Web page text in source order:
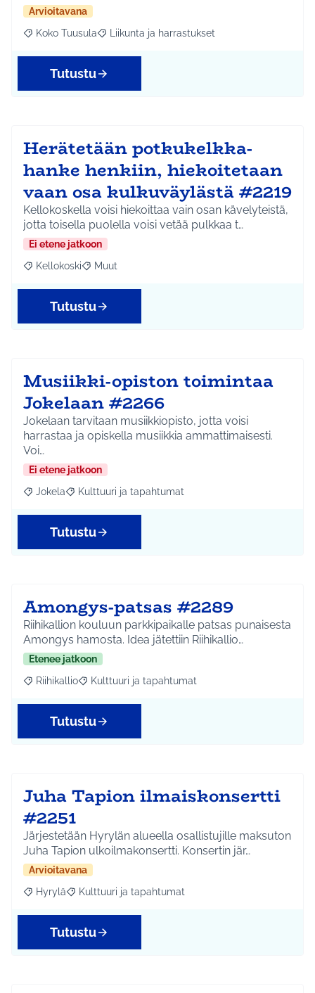
Arvioitavana
Rajaa tulokset aihepiirin mukaan: Koko Tuusula
Koko Tuusula Rajaa tulokset teeman mukaan: Liikunta ja
Liikunta ja harrastukset
Tutustu
Herätetään potkukelkka-
hanke henkiin, hiekoitetaan
vaan osa kulkuväylästä #2219
Kellokoskella voisi hiekoittaa vain osan kävelyteistä,
jotta toisella puolella voisi vetää pulkkaa t…
Ei etene jatkoon
Rajaa tulokset aihepiirin mukaan: Kellokoski
Kellokoski Rajaa tulokset teeman mukaan: Muut
Muut
Tutustu
Musiikki-opiston toimintaa
Jokelaan #2266
Jokelaan tarvitaan musiikkiopisto, jotta voisi
harrastaa ja opiskella musiikkia ammattimaisesti.
Voi…
Ei etene jatkoon
Rajaa tulokset aihepiirin mukaan: Jokela
Jokela Rajaa tulokset teeman mukaan: Kulttuuri ja
Kulttuuri ja tapahtumat
Tutustu
Amongys-patsas #2289
Riihikallion kouluun parkkipaikalle patsas punaisesta
Amongys hamosta. Idea jätettiin Riihikallio…
Etenee jatkoon
Rajaa tulokset aihepiirin mukaan: Riihikallio
Riihikallio Rajaa tulokset teeman mukaan: Kulttuuri ja
Kulttuuri ja tapahtumat
Tutustu
Juha Tapion ilmaiskonsertti
#2251
Järjestetään Hyrylän alueella osallistujille maksuton
Juha Tapion ulkoilmakonsertti. Konsertin jär…
Arvioitavana
Rajaa tulokset aihepiirin mukaan: Hyrylä
Hyrylä Rajaa tulokset teeman mukaan: Kulttuuri ja
Kulttuuri ja tapahtumat
Tutustu